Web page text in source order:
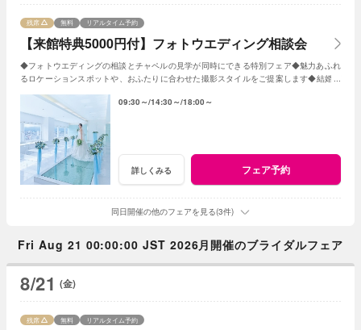
【来館特典5000円付】フォトウエディング相談会
残席 無料 リアルタイム予約
◆フォトウエディングの相談とチャペルの見学が同時にできる特別フェア◆魅力あふれ
るロケーションスポットや、おふたりに合わせた撮影スタイルをご提案します◆結婚が
09:30～ 14:30～ 18:00～
詳しくみる フェア予約
同日開催の他のフェアを見る(3件)
Fri Aug 21 00:00:00 JST 2026月開催のブライダルフェア
8/21 (金)
残席 無料 リアルタイム予約